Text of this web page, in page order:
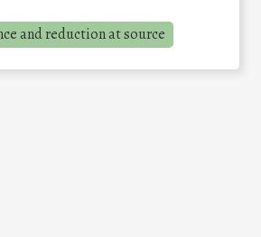
and reduction at source